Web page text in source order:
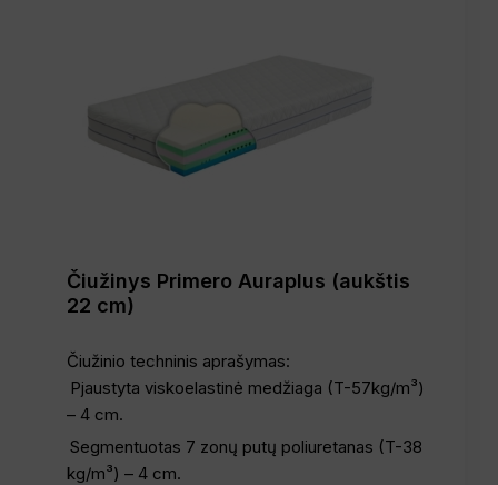
Čiužinys Primero Auraplus (aukštis
22 cm)
Čiužinio techninis aprašymas:
Pjaustyta viskoelastinė medžiaga (T-57kg/m³)
– 4 cm.
Segmentuotas 7 zonų putų poliuretanas (T-38
kg/m³) – 4 cm.